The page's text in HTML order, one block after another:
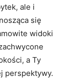
⁢ale i‍
się
widoki
a ​Ty
perspektywy.